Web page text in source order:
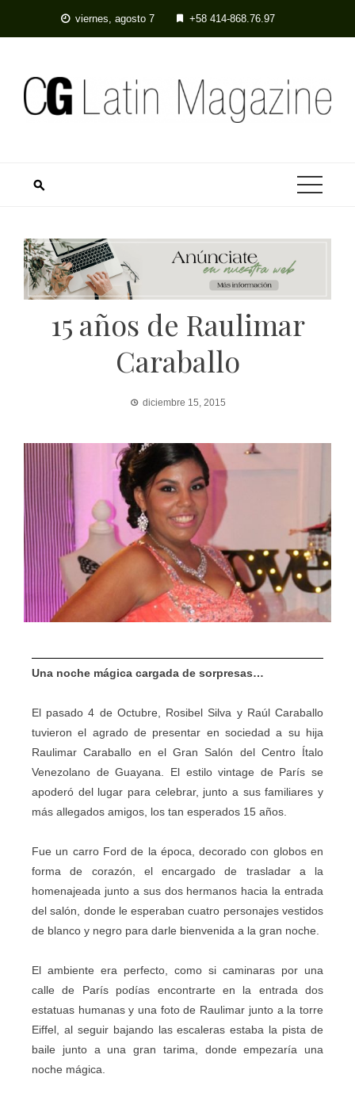
viernes, agosto 7 +58 414-868.76.97
15 años de Raulimar
Caraballo
diciembre 15, 2015
Una noche mágica cargada de sorpresas…
El pasado 4 de Octubre, Rosibel Silva y Raúl Caraballo
tuvieron el agrado de presentar en sociedad a su hija
Raulimar Caraballo en el Gran Salón del Centro Ítalo
Venezolano de Guayana. El estilo vintage de París se
apoderó del lugar para celebrar, junto a sus familiares y
más allegados amigos, los tan esperados 15 años.
Fue un carro Ford de la época, decorado con globos en
forma de corazón, el encargado de trasladar a la
homenajeada junto a sus dos hermanos hacia la entrada
del salón, donde le esperaban cuatro personajes vestidos
de blanco y negro para darle bienvenida a la gran noche.
El ambiente era perfecto, como si caminaras por una
calle de París podías encontrarte en la entrada dos
estatuas humanas y una foto de Raulimar junto a la torre
Eiffel, al seguir bajando las escaleras estaba la pista de
baile junto a una gran tarima, donde empezaría una
noche mágica.